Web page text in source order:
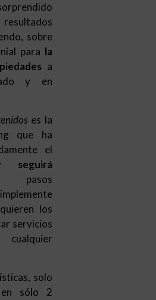
sobre
para la
a
y en
es la
que ha
el
y seguirá
los
servicios
solo
en sólo 2